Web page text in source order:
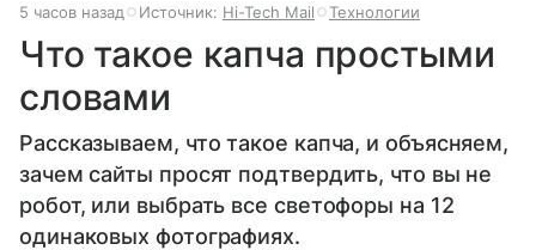
5 часов назад Источник: Hi-Tech Mail Технологии
Что такое капча простыми
словами
Рассказываем, что такое капча, и объясняем,
зачем сайты просят подтвердить, что вы не
робот, или выбрать все светофоры на 12
одинаковых фотографиях.